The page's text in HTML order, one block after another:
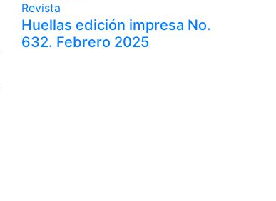
Revista
Huellas edición impresa No.
632. Febrero 2025